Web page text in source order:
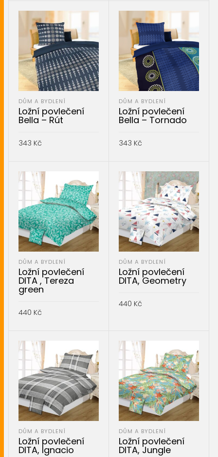
DŮM A BYDLENÍ
Ložní povlečení
Bella – Rút
343 Kč
DŮM A BYDLENÍ
Ložní povlečení
Bella – Tornado
343 Kč
DŮM A BYDLENÍ
Ložní povlečení
DITA , Tereza
green
440 Kč
DŮM A BYDLENÍ
Ložní povlečení
DITA, Geometry
440 Kč
DŮM A BYDLENÍ
Ložní povlečení
DITA, Ignacio
DŮM A BYDLENÍ
Ložní povlečení
DITA, Jungle